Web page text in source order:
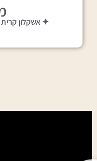
✦ אשקלון קרית